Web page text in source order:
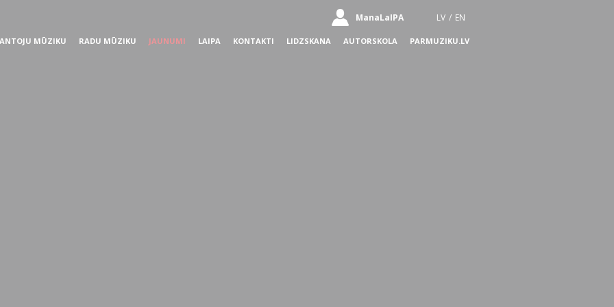
ManaLaIPA LV / EN
MŪZIKU RADU MŪZIKU JAUNUMI LAIPA KONTAKTI LIDZSKANA AUTORSKOLA PARMUZIKU.LV